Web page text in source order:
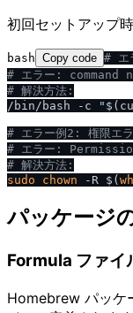
初回セットアップ
bash Copy code # エ
# エラー:
# 解決方法:
/bin/bash -c
"
# エラー例2: 権限エ
# エラー:
# 解決方法:
sudo
chown -R $(
パッケージ
Formula ファイ
Homebrew パッケ